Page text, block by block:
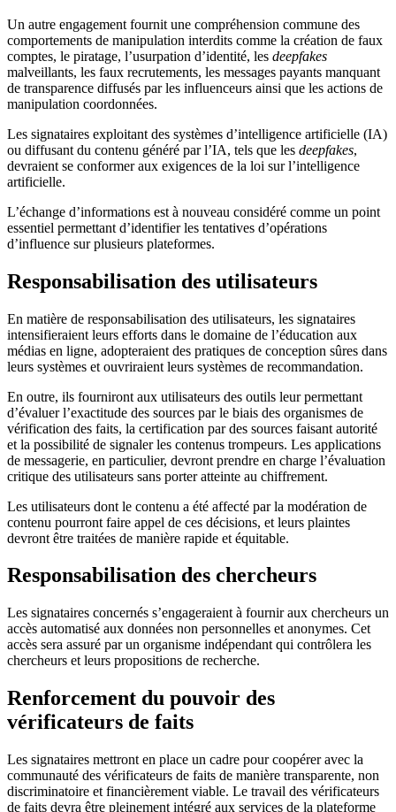
Un autre engagement fournit une compréhension commune des
comportements de manipulation interdits comme la création de faux
comptes, le piratage, l’usurpation d’identité, les deepfakes
malveillants, les faux recrutements, les messages payants manquant
de transparence diffusés par les influenceurs ainsi que les actions de
manipulation coordonnées.
Les signataires exploitant des systèmes d’intelligence artificielle (IA)
ou diffusant du contenu généré par l’IA, tels que les deepfakes,
devraient se conformer aux exigences de la loi sur l’intelligence
artificielle.
L’échange d’informations est à nouveau considéré comme un point
essentiel permettant d’identifier les tentatives d’opérations
d’influence sur plusieurs plateformes.
Responsabilisation des utilisateurs
En matière de responsabilisation des utilisateurs, les signataires
intensifieraient leurs efforts dans le domaine de l’éducation aux
médias en ligne, adopteraient des pratiques de conception sûres dans
leurs systèmes et ouvriraient leurs systèmes de recommandation.
En outre, ils fourniront aux utilisateurs des outils leur permettant
d’évaluer l’exactitude des sources par le biais des organismes de
vérification des faits, la certification par des sources faisant autorité
et la possibilité de signaler les contenus trompeurs. Les applications
de messagerie, en particulier, devront prendre en charge l’évaluation
critique des utilisateurs sans porter atteinte au chiffrement.
Les utilisateurs dont le contenu a été affecté par la modération de
contenu pourront faire appel de ces décisions, et leurs plaintes
devront être traitées de manière rapide et équitable.
Responsabilisation des chercheurs
Les signataires concernés s’engageraient à fournir aux chercheurs un
accès automatisé aux données non personnelles et anonymes. Cet
accès sera assuré par un organisme indépendant qui contrôlera les
chercheurs et leurs propositions de recherche.
Renforcement du pouvoir des
vérificateurs de faits
Les signataires mettront en place un cadre pour coopérer avec la
communauté des vérificateurs de faits de manière transparente, non
discriminatoire et financièrement viable. Le travail des vérificateurs
de faits devra être pleinement intégré aux services de la plateforme